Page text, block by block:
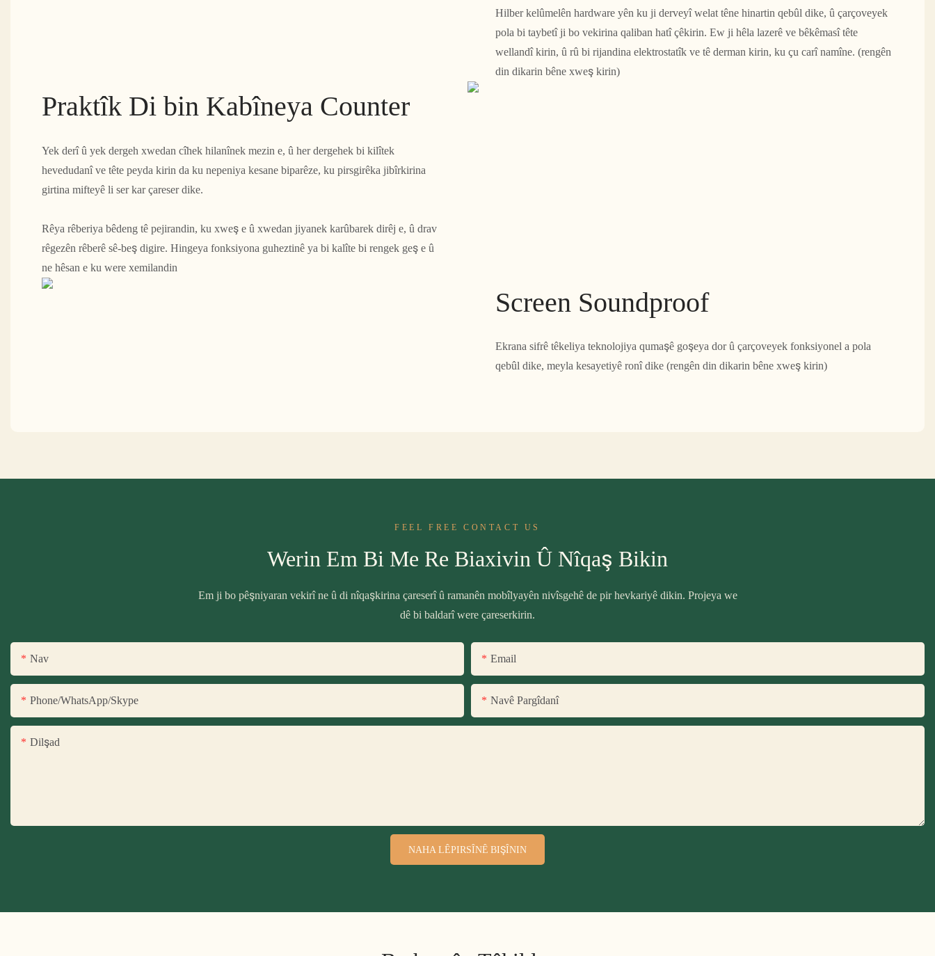
Hilber kelûmelên hardware yên ku ji derveyî welat têne hinartin qebûl dike, û çarçoveyek
pola bi taybetî ji bo vekirina qaliban hatî çêkirin. Ew ji hêla lazerê ve bêkêmasî tête
wellandî kirin, û rû bi rijandina elektrostatîk ve tê derman kirin, ku çu carî namîne. (rengên
din dikarin bêne xweş kirin)
Praktîk Di bin Kabîneya Counter
Yek derî û yek dergeh xwedan cîhek hilanînek mezin e, û her dergehek bi kilîtek
hevedudanî ve tête peyda kirin da ku nepeniya kesane biparêze, ku pirsgirêka jibîrkirina
girtina mifteyê li ser kar çareser dike.
Rêya rêberiya bêdeng tê pejirandin, ku xweş e û xwedan jiyanek karûbarek dirêj e, û drav
rêgezên rêberê sê-beş digire. Hingeya fonksiyona guheztinê ya bi kalîte bi rengek geş e û
ne hêsan e ku were xemilandin
Screen Soundproof
Ekrana sifrê têkeliya teknolojiya qumaşê goşeya dor û çarçoveyek fonksiyonel a pola
qebûl dike, meyla kesayetiyê ronî dike (rengên din dikarin bêne xweş kirin)
FEEL FREE CONTACT US
Werin Em Bi Me Re Biaxivin Û Nîqaş Bikin
Em ji bo pêşniyaran vekirî ne û di nîqaşkirina çareserî û ramanên mobîlyayên nivîsgehê de pir hevkariyê dikin. Projeya we
dê bi baldarî were çareserkirin.
Nav Email
Phone/WhatsApp/Skype Navê Pargîdanî
Dilşad
NAHA LÊPIRSÎNÊ BIŞÎNIN